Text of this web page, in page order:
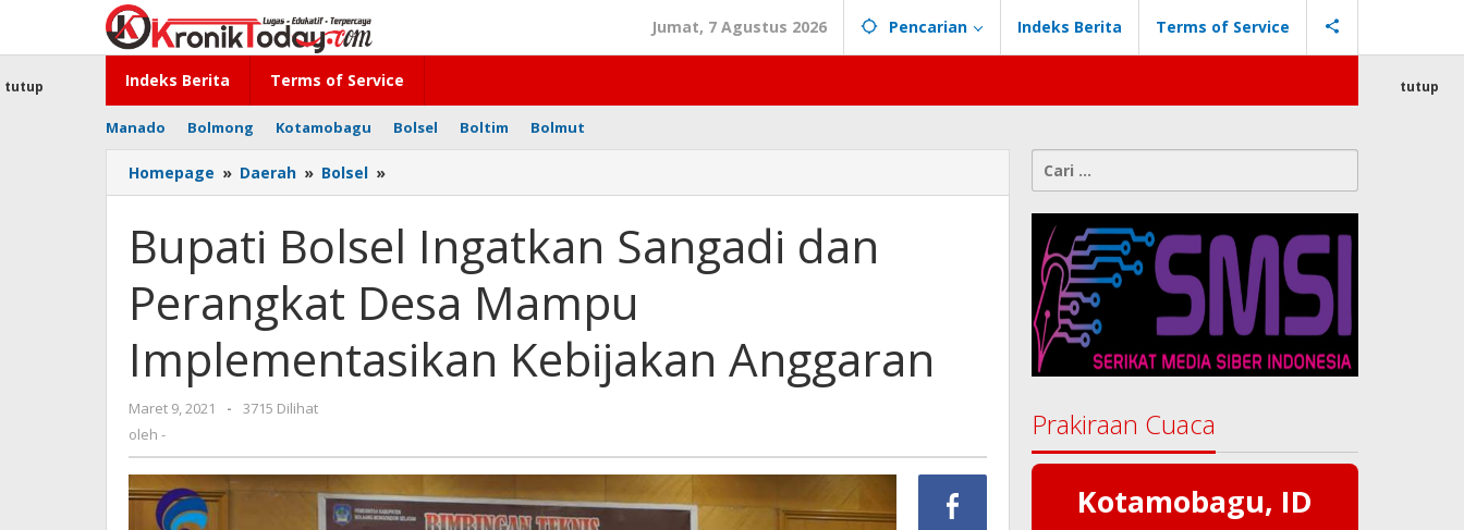
konten
Jumat, 7 Agustus 2026 Pencarian Indeks Berita Terms of Service
Indeks Berita Terms of Service
Manado Bolmong Kotamobagu Bolsel Boltim Bolmut
tutup tutup
Homepage » Daerah » Bolsel »
Bolsel
Sangadi
dan
Desa
Implementasikan
Kebijakan
Bupati Bolsel Ingatkan Sangadi dan
Perangkat Desa Mampu
Implementasikan Kebijakan Anggaran
Maret 9, 2021
oleh
-
3715 Dilihat
oleh -
Cari
untuk:
Prakiraan Cuaca
Kotamobagu, ID